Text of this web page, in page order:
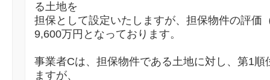
る土地を
担保として設定いたしますが、担保物件の評価
9,600万円となっております。
事業者Cは、担保物件である土地に対し、第1
ますが、